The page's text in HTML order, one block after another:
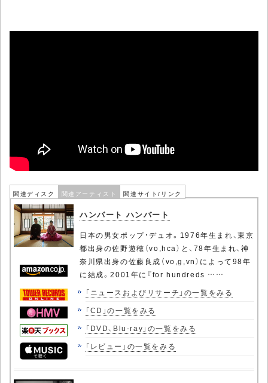
関連ディスク 関連アーティスト 関連サイト/リンク
ハンバート ハンバート
日本の男女ポップ・デュオ。1976年生まれ、東京
都出身の佐野遊穂（vo,hca）と、78年生まれ、神
奈川県出身の佐藤良成（vo,g,vn）によって98年
に結成。2001年に『for hundreds ……
「ニュースおよびリサーチ」の一覧をみる
「CD」の一覧をみる
「DVD、Blu-ray」の一覧をみる
「レビュー」の一覧をみる